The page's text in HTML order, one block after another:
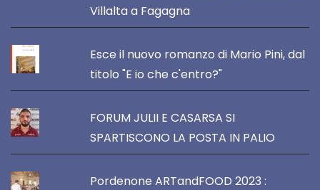
Villalta a Fagagna
Esce il nuovo romanzo di Mario Pini, dal
titolo "E io che c'entro?"
FORUM JULII E CASARSA SI
SPARTISCONO LA POSTA IN PALIO
Pordenone ARTandFOOD 2023 :